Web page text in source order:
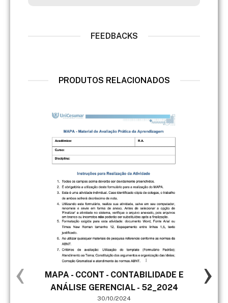
FEEDBACKS
PRODUTOS RELACIONADOS
MAPA - CCONT - CONTABILIDADE E
ANÁLISE GERENCIAL - 52_2024
30/10/2024
‹ ›